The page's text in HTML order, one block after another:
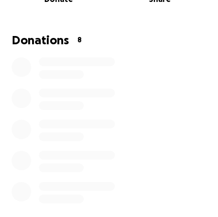
sich voll und ganz auf sich konzentrieren zu können
Donations 8